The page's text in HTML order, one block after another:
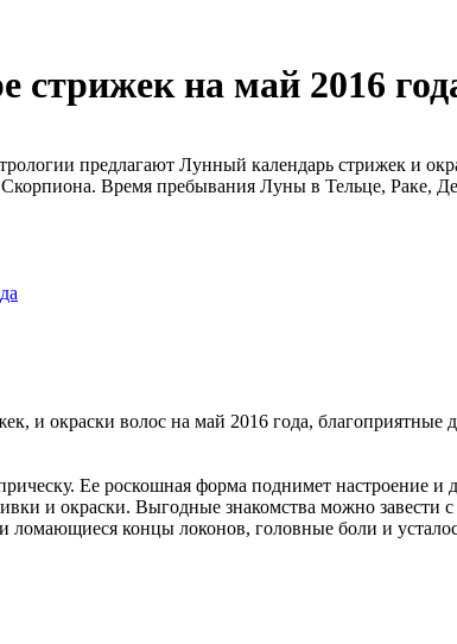
стрижек на май 2016
предлагают Лунный календарь стрижек и
Время пребывания Луны в Тельце, Раке,
и окраски волос на май 2016 года, благоприятные
Ее роскошная форма поднимет настроение и
и окраски. Выгодные знакомства можно завести
ломающиеся концы локонов, головные боли и